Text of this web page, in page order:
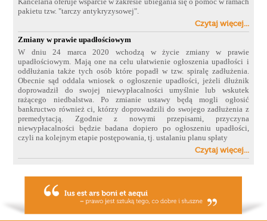
pakietu tzw. "tarczy antykryzysowej".
Czytaj więcej...
Zmiany w prawie upadłościowym
W dniu 24 marca 2020 wchodzą w życie zmiany w prawie
upadłościowym. Mają one na celu ułatwienie ogłoszenia upadłości i
oddłużania także tych osób które popadł w tzw. spiralę zadłużenia.
Obecnie sąd oddala wniosek o ogłoszenie upadłości, jeżeli dłużnik
doprowadził do swojej niewypłacalności umyślnie lub wskutek
rażącego niedbalstwa. Po zmianie ustawy będą mogli ogłosić
bankructwo również ci, którzy doprowadzili do swojego zadłużenia z
premedytacją. Zgodnie z nowymi przepisami, przyczyna
niewypłacalności będzie badana dopiero po ogłoszeniu upadłości,
czyli na kolejnym etapie postępowania, tj. ustalaniu planu spłaty
Czytaj więcej...